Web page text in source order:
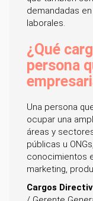
demandadas
laborales.
¿Qué
persona
Una persona
ocupar una
áreas y
públicas u
conocimientos
marketing,
Cargos